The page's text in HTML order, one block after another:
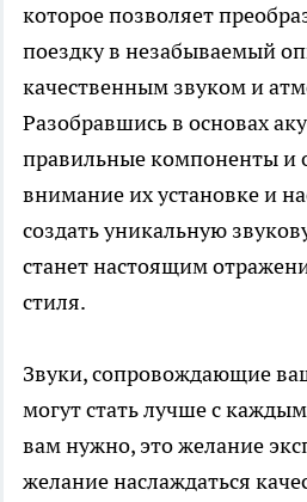
которое позволяет
поездку в незабываемый
качественным звуком и
Разобравшись в основах
правильные компоненты и
внимание их установке и
создать уникальную
станет настоящим
стиля.
Звуки, сопровождающие
могут стать лучше с
вам нужно, это желание
желание наслаждаться